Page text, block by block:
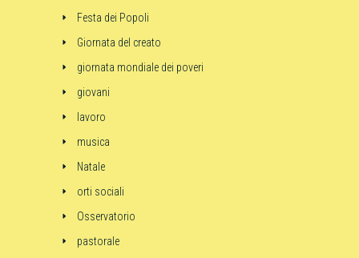
Festa dei Popoli
Giornata del creato
giornata mondiale dei poveri
giovani
lavoro
musica
Natale
orti sociali
Osservatorio
pastorale